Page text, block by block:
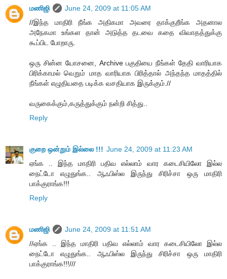
மணிஜி
June 24, 2009 at 11:05 AM
//இந்த மாதிரி நீங்க அதிகமா அவரை தாக்குறீங்க அதனால
அநேகமா உங்கள தான் அடுத்த தடவை கதை விவாதத்துக்கு
கூப்பிட போறாரு.
ஒரு சின்ன யோசனை, Archive பகுதியை நீங்கள் தேதி வாரியாக
பிரிக்காமல் வெறும் மாத வாரியாக பிரித்தால் அந்தந்த மாதத்தில்
நீங்கள் எழுதியதை படிக்க வசதியாக இருக்கும்.//
வருகைக்கும்,கருத்துக்கும் நன்றி சித்து..
Reply
குறை ஒன்றும் இல்லை !!! June 24, 2009 at 11:23 AM
ஏங்க .. இந்த மாதிரி பதிவ எல்லாம் வார கடைசியிலோ இல்ல
நைட்டோ எழுதுங்க.. ஆஃபிஸ்ல இருந்து சிரிச்சா ஒரு மாதிரி
பாக்குராங்க!!!
Reply
மணிஜி
June 24, 2009 at 11:51 AM
//ஏங்க .. இந்த மாதிரி பதிவ எல்லாம் வார கடைசியிலோ இல்ல
நைட்டோ எழுதுங்க.. ஆஃபிஸ்ல இருந்து சிரிச்சா ஒரு மாதிரி
பாக்குராங்க!!!///